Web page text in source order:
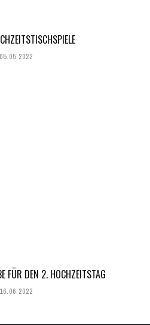
05.05.2022
FÜR DEN 2. HOCHZEITSTAG
16.06.2022